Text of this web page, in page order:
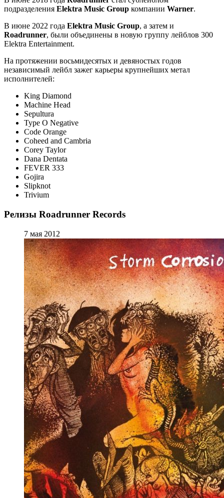
подразделения Elektra Music Group компании Warner.
В июне 2022 года Elektra Music Group, а затем и
Roadrunner, были объединены в новую группу лейблов 300
Elektra Entertainment.
На протяжении восьмидесятых и девяностых годов
независимый лейбл зажег карьеры крупнейших метал
исполнителей:
King Diamond
Machine Head
Sepultura
Type O Negative
Code Orange
Coheed and Cambria
Corey Taylor
Dana Dentata
FEVER 333
Gojira
Slipknot
Trivium
Релизы Roadrunner Records
7 мая 2012